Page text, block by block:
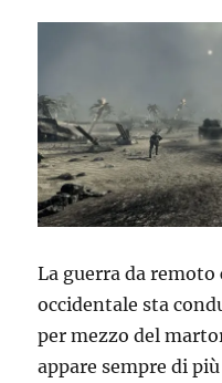
La guerra da remoto
occidentale sta
per mezzo del
appare sempre di